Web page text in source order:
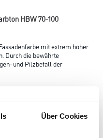
Über Cookies
HBW 70-100
mit extrem hoher
Durch die bewährte
und Pilzbefall der